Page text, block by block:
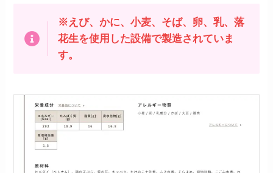
※えび、かに、小麦、そば、卵、乳、落
花生を使用した設備で製造されていま
す。